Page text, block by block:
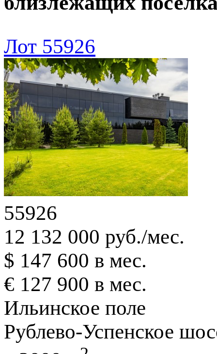
Лот 55926
55926
12 132 000 руб./мес.
$ 147 600 в мес.
€ 127 900 в мес.
Ильинское поле
Рублево-Успенское